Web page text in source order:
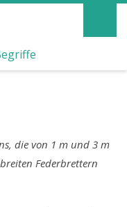
die von 1 m und 3 m
Federbrettern